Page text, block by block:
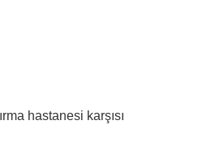
hastanesi karşısı